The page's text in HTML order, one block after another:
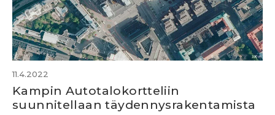
11.4.2022
Kampin Autotalokortteliin
suunnitellaan täydennysrakentamista